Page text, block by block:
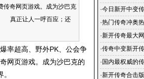
传奇网页游戏。成为沙巴克
真正让人一呼百应；还
率超高、野外PK、公会争
网页游戏。成为沙巴克的
·今日新开中变
传奇世界新开
·热门传奇冲奥
思聪之手
·新开传奇最大
影业合伙人
·传奇中变新开
改
· 国内最权威的
·新开传奇合击